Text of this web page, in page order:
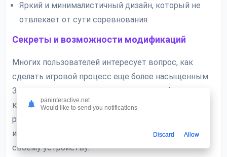
Яркий и минималистичный дизайн, который не
отвлекает от сути соревнования.
Секреты и возможности модификаций
Многих пользователей интересует вопрос, как
сделать игровой процесс еще более насыщенным.
Здесь в игру вступают различные модификации,
которые могут открыть доступ к внутренним
ресурсам. Кстати, важно выбирать проверенные
источники для таких файлов, чтобы не навредить
своему устройству.
paninteractive.net
Would like to send you notifications
Discard Allow